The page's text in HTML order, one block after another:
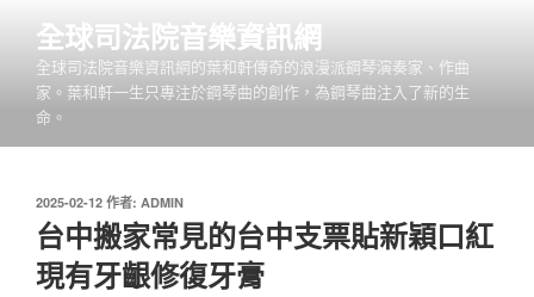
全球司法院音樂資訊網
全球司法院音樂資訊網的葉和軒傳奇的浪漫派鋼琴演奏家、作曲
家。葉和軒一生只專注於鋼琴曲的創作，為鋼琴曲注入了新的生
命。
發
佈
於
2025-02-12 作者: ADMIN
台中搬家常見的台中支票貼新穎口紅
現有牙齦修復牙膏